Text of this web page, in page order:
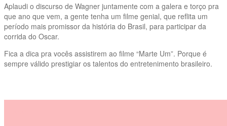
Aplaudi o discurso de Wagner juntamente com a galera e torço pra
que ano que vem, a gente tenha um filme genial, que reflita um
período mais promissor da história do Brasil, para participar da
corrida do Oscar.
Fica a dica pra vocês assistirem ao filme “Marte Um”. Porque é
sempre válido prestigiar os talentos do entretenimento brasileiro.